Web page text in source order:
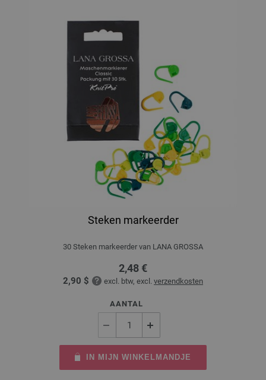
Steken markeerder
30 Steken markeerder van LANA GROSSA
2,48 €
2,90 $ excl. btw, excl. verzendkosten
AANTAL
IN MIJN WINKELMANDJE